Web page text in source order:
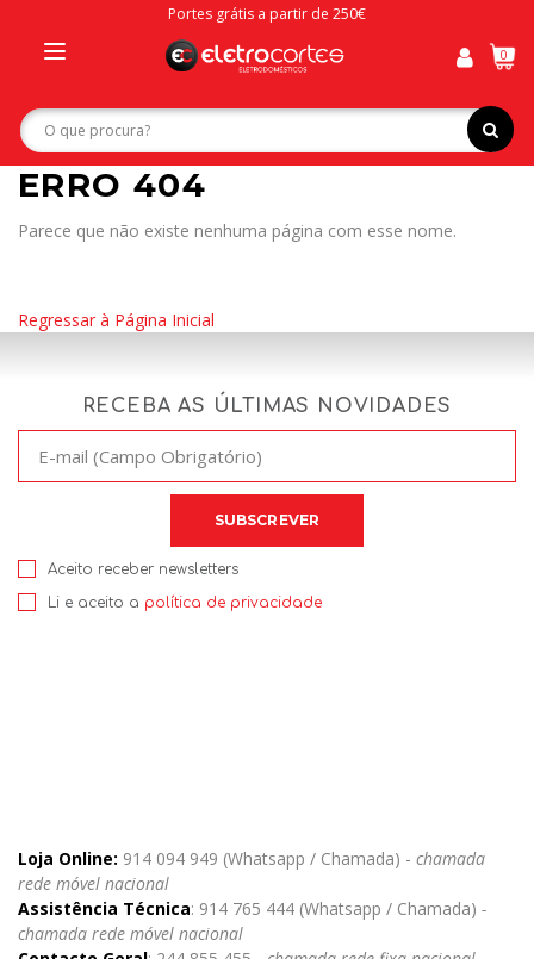
Portes grátis a partir de 250€
navigation
0
ERRO 404
Parece que não existe nenhuma página com esse nome.
Regressar à Página Inicial
RECEBA AS ÚLTIMAS NOVIDADES
Aceito receber newsletters
Li e aceito a política de privacidade
Loja Online: 914 094 949 (Whatsapp / Chamada) - chamada
rede móvel nacional
Assistência Técnica: 914 765 444 (Whatsapp / Chamada) -
chamada rede móvel nacional